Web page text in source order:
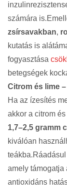
számára
zsírsavakban,
kutatás is
fogyasztása
betegségek
Citrom és lime
Ha az ízesítés
akkor a citrom
1,7–2,5 gramm
kiválóan
amely támogatja
antioxidáns